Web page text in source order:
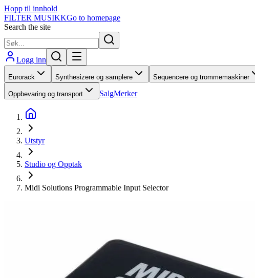
Hopp til innhold
FILTER MUSIKKGo to homepage
Search the site
Logg inn
Eurorack Synthesizere og samplere Sequencere og trommemaskiner
Oppbevaring og transport SalgMerker
Utstyr
Studio og Opptak
Midi Solutions Programmable Input Selector